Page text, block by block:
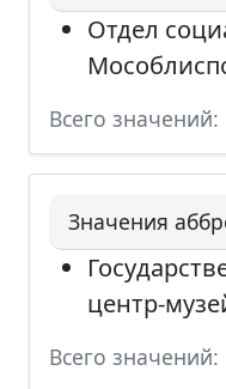
Отдел
Всего значений:
Значения
центр-
Всего значений: